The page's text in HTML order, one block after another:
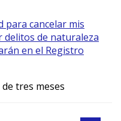
para cancelar mis
delitos de naturaleza
en el Registro
tres meses